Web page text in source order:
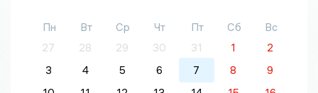
Пн Вт Ср Чт Пт Сб
Вс
27
28 29 30 31 1
2
3
4 5 6 7 8
9